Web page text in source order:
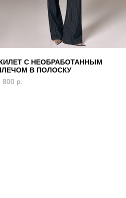
С НЕОБРАБОТАННЫМ
В ПОЛОСКУ
800 р.